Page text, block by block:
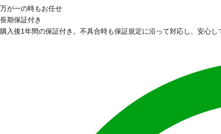
万が一の時もお任せ
長期保証付き
購入後1年間の保証付き。不具合時も保証規定に沿って対応し、安心